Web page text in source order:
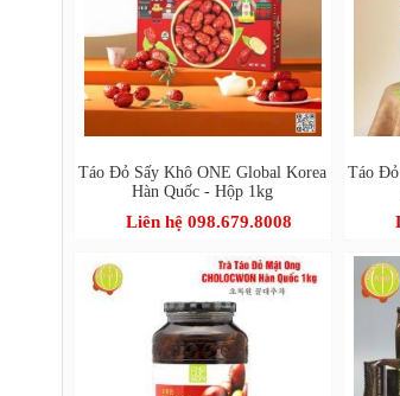
Táo Đỏ Sấy Khô ONE Global Korea
Hàn Quốc - Hộp 1kg
Liên hệ 098.679.8008
Táo